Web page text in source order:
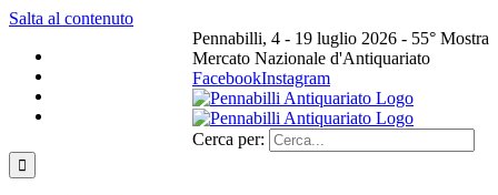
Salta al contenuto
Pennabilli, 4 - 19 luglio 2026 - 55° Mostra
Mercato Nazionale d'Antiquariato
FacebookInstagram
Cerca per: